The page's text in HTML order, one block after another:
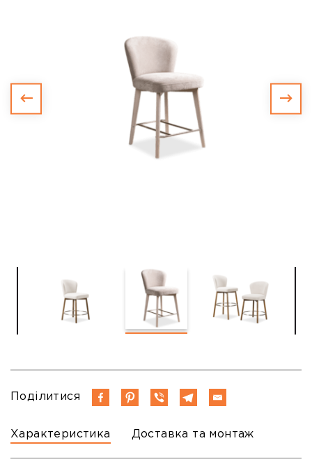
Характеристика Доставка та монтаж
Поділитися